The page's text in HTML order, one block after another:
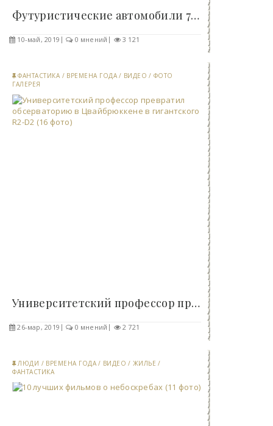
Футуристические автомобили 70-х, которые так и не..
10-май, 2019 0 мнений 3 121
ФАНТАСТИКА / ВРЕМЕНА ГОДА / ВИДЕО / ФОТО
ГАЛЕРЕЯ
Университетский профессор превратил обсерваторию..
26-мар, 2019 0 мнений 2 721
ЛЮДИ / ВРЕМЕНА ГОДА / ВИДЕО / ЖИЛЬЕ /
ФАНТАСТИКА